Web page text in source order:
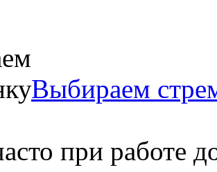
Выбираем
при работе